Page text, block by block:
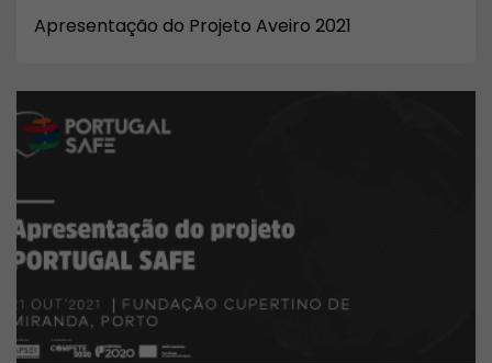
Apresentação do Projeto Aveiro 2021